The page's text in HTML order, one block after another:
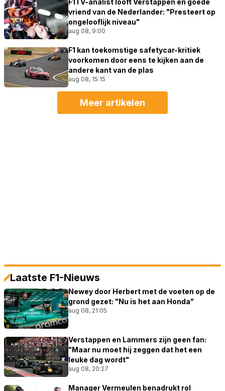
vriend van de Nederlander: "Presteert op
ongelooflijk niveau"
aug 08, 9:00
F1 kan toekomstige safetycar-kritiek
voorkomen door eens te kijken aan de
andere kant van de plas
aug 08, 15:15
Meer artikelen
Laatste F1-Nieuws
Newey door Herbert met de voeten op de
grond gezet: "Nu is het aan Honda"
aug 08, 21:05
Verstappen en Lammers zijn geen fan:
"Maar nu moet hij zeggen dat het een
leuke dag wordt"
aug 08, 20:27
Manager Vermeulen benadrukt rol